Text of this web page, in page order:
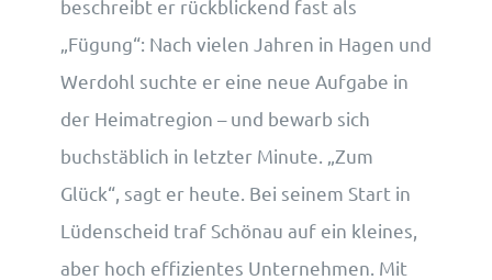
beschreibt er rückblickend fast als
„Fügung“: Nach vielen Jahren in Hagen und
Werdohl suchte er eine neue Aufgabe in
der Heimatregion – und bewarb sich
buchstäblich in letzter Minute. „Zum
Glück“, sagt er heute. Bei seinem Start in
Lüdenscheid traf Schönau auf ein kleines,
aber hoch effizientes Unternehmen. Mit